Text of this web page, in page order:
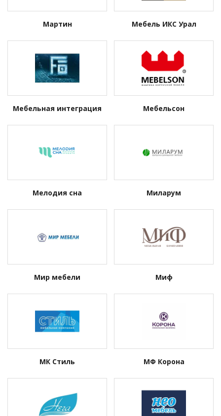
Мартин Мебель ИКС Урал
Мебельная интеграция Мебельсон
Мелодия сна Миларум
Мир мебели Миф
МК Стиль МФ Корона